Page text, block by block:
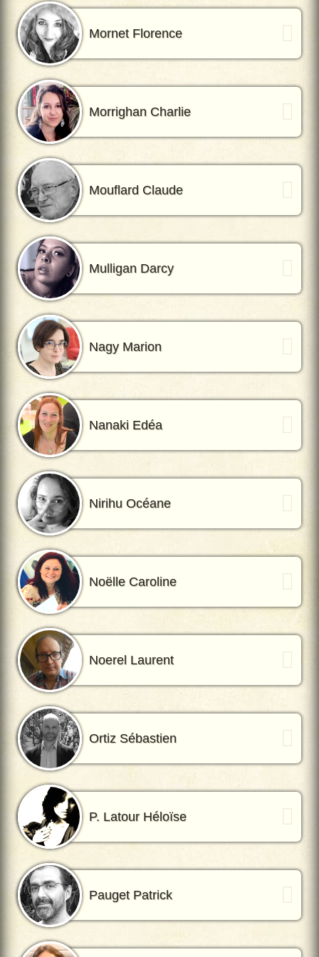
Mornet Florence
Morrighan Charlie
Mouflard Claude
Mulligan Darcy
Nagy Marion
Nanaki Edéa
Nirihu Océane
Noëlle Caroline
Noerel Laurent
Ortiz Sébastien
P. Latour Héloïse
Pauget Patrick